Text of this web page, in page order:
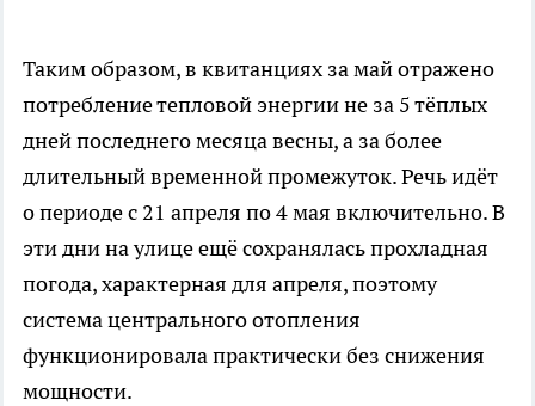
Таким образом, в квитанциях за май отражено
потребление тепловой энергии не за 5 тёплых
дней последнего месяца весны, а за более
длительный временной промежуток. Речь идёт
о периоде с 21 апреля по 4 мая включительно. В
эти дни на улице ещё сохранялась прохладная
погода, характерная для апреля, поэтому
система центрального отопления
функционировала практически без снижения
мощности.